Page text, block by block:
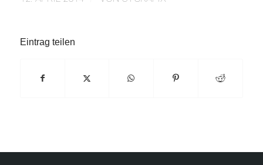
Eintrag teilen